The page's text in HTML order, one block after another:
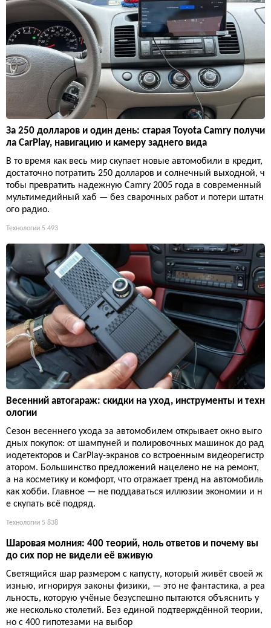
За 250 долларов и один день: старая Toyota Camry получи
ла CarPlay, навигацию и камеру заднего вида
В то время как весь мир скупает новые автомобили в кредит,
достаточно потратить 250 долларов и солнечный выходной, ч
тобы превратить надежную Camry 2005 года в современный
мультимедийный хаб — без сварочных работ и потери штатн
ого радио.
Технологии 5 493
Весенний автогараж: скидки на уход, инструменты и техн
ологии
Сезон весеннего ухода за автомобилем открывает окно выго
дных покупок: от шампуней и полировочных машинок до рад
иодетекторов и CarPlay-экранов со встроенным видеорегистр
атором. Большинство предложений нацелено не на ремонт,
а на косметику и комфорт, что отражает тренд на автомобиль
как хобби. Главное — не поддаваться иллюзии экономии и н
е скупать всё подряд.
Технологии 5 838
Шаровая молния: 400 теорий, ноль ответов и почему вы
до сих пор не видели её вживую
Светящийся шар размером с капусту, который живёт своей ж
изнью, игнорируя законы физики, — это не фантастика, а реа
льность, которую учёные безуспешно пытаются объяснить у
же несколько столетий. Без единой подтверждённой теории,
но с 400 гипотезами на выбор